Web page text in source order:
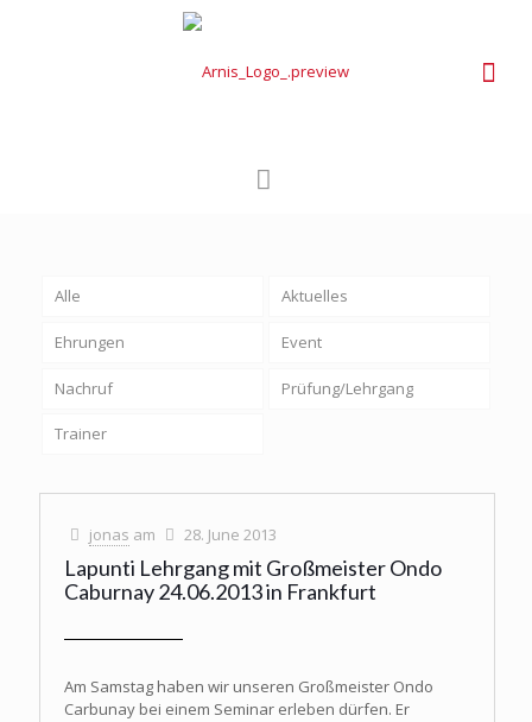
Alle Aktuelles
Ehrungen Event
Nachruf Prüfung/Lehrgang
Trainer
jonas am 28. June 2013
Lapunti Lehrgang mit Großmeister Ondo
Caburnay 24.06.2013 in Frankfurt
Am Samstag haben wir unseren Großmeister Ondo
Carbunay bei einem Seminar erleben dürfen. Er